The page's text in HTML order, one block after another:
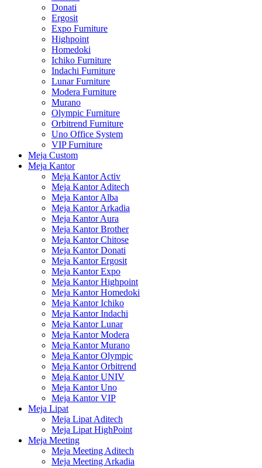
Donati
Ergosit
Expo Furniture
Highpoint
Homedoki
Ichiko Furniture
Indachi Furniture
Lunar Furniture
Modera Furniture
Murano
Olympic Furniture
Orbitrend Furniture
Uno Office System
VIP Furniture
Meja Custom
Meja Kantor
Meja Kantor Activ
Meja Kantor Aditech
Meja Kantor Alba
Meja Kantor Arkadia
Meja Kantor Aura
Meja Kantor Brother
Meja Kantor Chitose
Meja Kantor Donati
Meja Kantor Ergosit
Meja Kantor Expo
Meja Kantor Highpoint
Meja Kantor Homedoki
Meja Kantor Ichiko
Meja Kantor Indachi
Meja Kantor Lunar
Meja Kantor Modera
Meja Kantor Murano
Meja Kantor Olympic
Meja Kantor Orbitrend
Meja Kantor UNIV
Meja Kantor Uno
Meja Kantor VIP
Meja Lipat
Meja Lipat Aditech
Meja Lipat HighPoint
Meja Meeting
Meja Meeting Aditech
Meja Meeting Arkadia